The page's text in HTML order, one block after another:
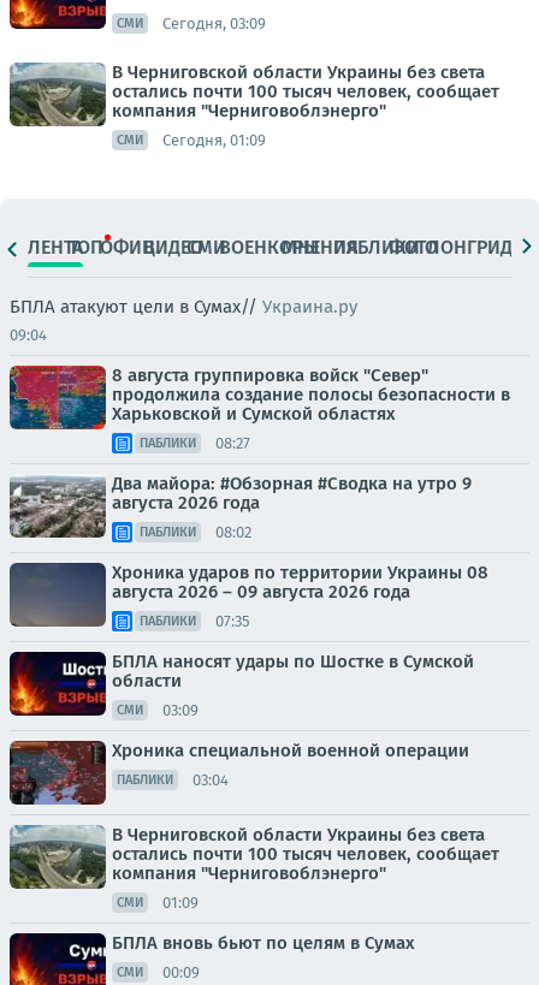
СМИ Сегодня, 03:09
В Черниговской области Украины без света
остались почти 100 тысяч человек, сообщает
компания "Черниговоблэнерго"
СМИ Сегодня, 01:09
ЛЕНТАТОПОФИЦ.ВИДЕОСМИВОЕНКОРЫМНЕНИЯПАБЛИКИ
ФОТОЛОНГРИДЫ
БПЛА атакуют цели в Сумах// Украина.ру
09:04
8 августа группировка войск "Север"
продолжила создание полосы безопасности в
Харьковской и Сумской областях
ПАБЛИКИ 08:27
Два майора: #Обзорная #Сводка на утро 9
августа 2026 года
ПАБЛИКИ 08:02
Хроника ударов по территории Украины 08
августа 2026 – 09 августа 2026 года
ПАБЛИКИ 07:35
БПЛА наносят удары по Шостке в Сумской
области
СМИ 03:09
Хроника специальной военной операции
ПАБЛИКИ 03:04
В Черниговской области Украины без света
остались почти 100 тысяч человек, сообщает
компания "Черниговоблэнерго"
СМИ 01:09
БПЛА вновь бьют по целям в Сумах
СМИ 00:09